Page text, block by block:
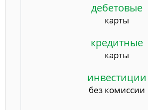
дебетовые
карты
кредитные
карты
инвестиции
без комиссии